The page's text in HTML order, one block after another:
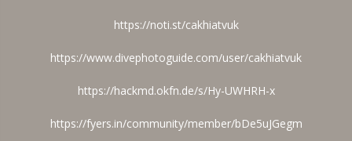
https://noti.st/cakhiatvuk
https://www.divephotoguide.com/user/cakhiatvuk
https://hackmd.okfn.de/s/Hy-UWHRH-x
https://fyers.in/community/member/bDe5uJGegm